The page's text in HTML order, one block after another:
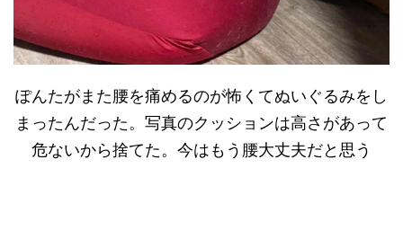
ぽんたがまた腰を痛めるのが怖くてぬいぐるみをし
まったんだった。写真のクッションは高さがあって
危ないから捨てた。今はもう腰大丈夫だと思う